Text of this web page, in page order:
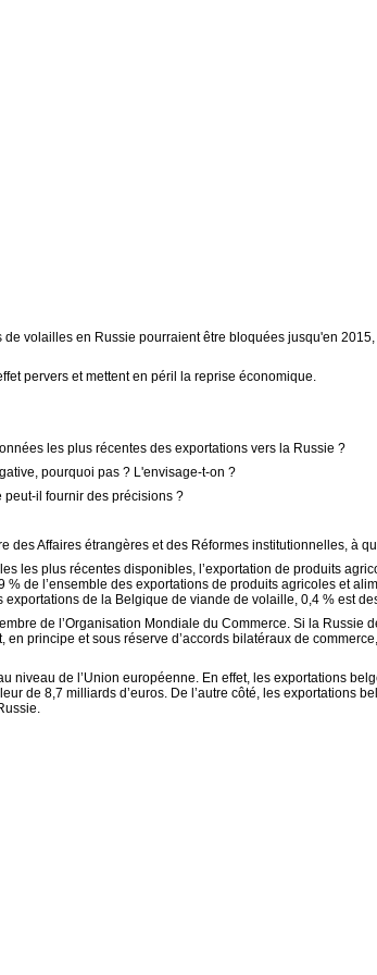
volailles en Russie pourraient être bloquées jusqu'en
pervers et mettent en péril la reprise économique.
les plus récentes des exportations vers la Russie ?
pourquoi pas ? L'envisage-t-on ?
il fournir des précisions ?
Affaires étrangères et des Réformes institutionnelles, à
les plus récentes disponibles, l’exportation de produits
de l’ensemble des exportations de produits agricoles et
de la Belgique de viande de volaille, 0,4 % est
de l’Organisation Mondiale du Commerce. Si la Russie
principe et sous réserve d’accords bilatéraux de
de l’Union européenne. En effet, les exportations
de 8,7 milliards d’euros. De l’autre côté, les exportations